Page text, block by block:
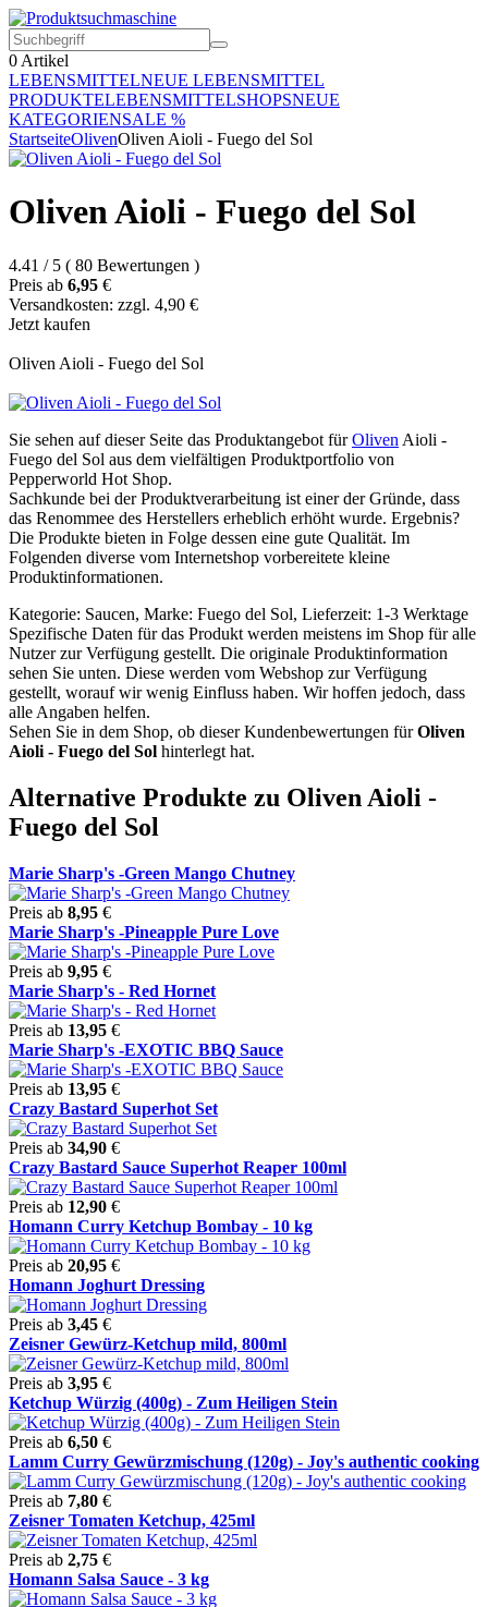
0 Artikel
LEBENSMITTELNEUE LEBENSMITTEL
PRODUKTELEBENSMITTELSHOPSNEUE
KATEGORIENSALE %
StartseiteOlivenOliven Aioli - Fuego del Sol
Oliven Aioli - Fuego del Sol
4.41 / 5 ( 80 Bewertungen )
Preis ab 6,95 €
Versandkosten: zzgl. 4,90 €
Jetzt kaufen
Oliven Aioli - Fuego del Sol
Sie sehen auf dieser Seite das Produktangebot fürOliven Aioli -
Fuego del Sol aus dem vielfältigen Produktportfolio von
Pepperworld Hot Shop.
Sachkunde bei der Produktverarbeitung ist einer der Gründe, dass
das Renommee des Herstellers erheblich erhöht wurde. Ergebnis?
Die Produkte bieten in Folge dessen eine gute Qualität. Im
Folgenden diverse vom Internetshop vorbereitete kleine
Produktinformationen.
Kategorie: Saucen, Marke: Fuego del Sol, Lieferzeit: 1-3 Werktage
Spezifische Daten für das Produkt werden meistens im Shop für alle
Nutzer zur Verfügung gestellt. Die originale Produktinformation
sehen Sie unten. Diese werden vom Webshop zur Verfügung
gestellt, worauf wir wenig Einfluss haben. Wir hoffen jedoch, dass
alle Angaben helfen.
Sehen Sie in dem Shop, ob dieser Kundenbewertungen fürOliven
Aioli - Fuego del Sol hinterlegt hat.
Alternative Produkte zu Oliven Aioli -
Fuego del Sol
Marie Sharp's -Green Mango Chutney
Preis ab 8,95 €
Marie Sharp's -Pineapple Pure Love
Preis ab 9,95 €
Marie Sharp's - Red Hornet
Preis ab 13,95 €
Marie Sharp's -EXOTIC BBQ Sauce
Preis ab 13,95 €
Crazy Bastard Superhot Set
Preis ab 34,90 €
Crazy Bastard Sauce Superhot Reaper 100ml
Preis ab 12,90 €
Homann Curry Ketchup Bombay - 10 kg
Preis ab 20,95 €
Homann Joghurt Dressing
Preis ab 3,45 €
Zeisner Gewürz-Ketchup mild, 800ml
Preis ab 3,95 €
Ketchup Würzig (400g) - Zum Heiligen Stein
Preis ab 6,50 €
Lamm Curry Gewürzmischung (120g) - Joy's authentic cooking
Preis ab 7,80 €
Zeisner Tomaten Ketchup, 425ml
Preis ab 2,75 €
Homann Salsa Sauce - 3 kg